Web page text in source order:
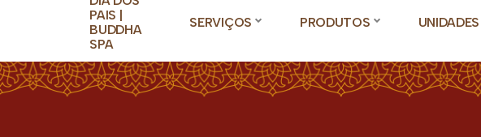
PAIS |
BUDDHA
SPA
SERVIÇOS PRODUTOS UNIDADES